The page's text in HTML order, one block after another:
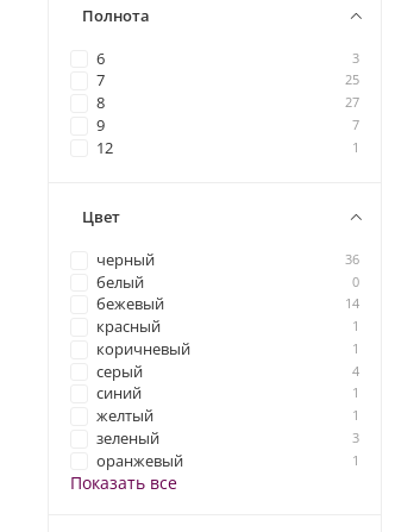
Полнота
6 3
7 25
8 27
9 7
12 1
Цвет
черный 36
белый 0
бежевый 14
красный 1
коричневый 1
серый 4
синий 1
желтый 1
зеленый 3
оранжевый 1
Показать все